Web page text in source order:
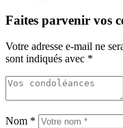
Faites parvenir vos
Votre adresse e-mail ne
sont indiqués avec *
Nom *